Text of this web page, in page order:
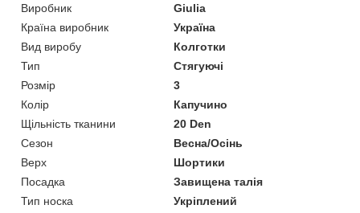
Виробник
Giulia
Країна виробник
Україна
Вид виробу
Колготки
Тип
Стягуючі
Розмір
3
Колір
Капучино
Щільність тканини
20 Den
Сезон
Весна/Осінь
Верх
Шортики
Посадка
Завищена талія
Тип носка
Укріплений